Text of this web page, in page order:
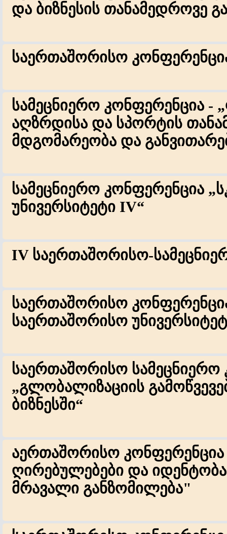
და ბიზნესის თანამედროვე
საერთაშორისო
სამეცნიერო კონფერენცია -
აღზრდისა და სპორტის
მდგომარეობა და
სამეცნიერო კონფერენცია
უნივერსიტეტი IV“
IV საერთაშორისო-
საერთაშორისო კონფერენცია
საერთაშორისო
საერთაშორისო სამეცნიერო
„გლობალიზაციის
ბიზნესში“
აერთაშორისო
ღირებულებები და
მრავალი განზომილება"